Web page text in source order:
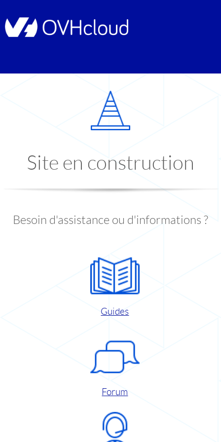
Site en construction
Besoin d'assistance ou d'informations ?
Guides
Forum